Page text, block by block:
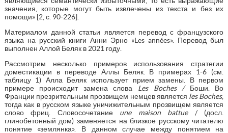
значения, которые могут быть извлечены из текста и без их
помощи» [2, с. 90-226].
Материалом данной статьи является перевод с французского
языка на русский книги Анни Эрно «Les années». Перевод был
выполнен Аллой Беляк в 2021 году.
Рассмотрим несколько примеров использования стратегии
доместикации в переводе Аллы Беляк. В примерах 1-6 (см.
таблицу 1) Алла Беляк использует прием замены. В первом
примере происходит замена слова Les Boches / Боши. Во
Франции презрительным прозвищем немцев является les Boches,
тогда как в русском языке уничижительным прозвищем является
слово фриц. Словосочетание une maison battue/ (досл.
глинобетонный дом) заменяется на близкое русскому читателю
понятие «землянка». В данном случае между понятием на